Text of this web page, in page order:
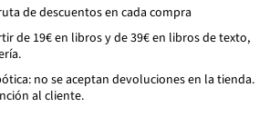
de descuentos en cada compra
de 19€ en libros y de 39€ en libros de texto,
no se aceptan devoluciones en la tienda.
al cliente.